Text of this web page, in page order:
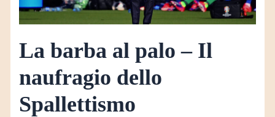
La barba al palo – Il
naufragio dello
Spallettismo
dello
Spallettismo